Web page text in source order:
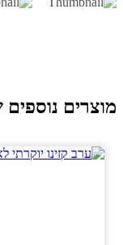
נוספים